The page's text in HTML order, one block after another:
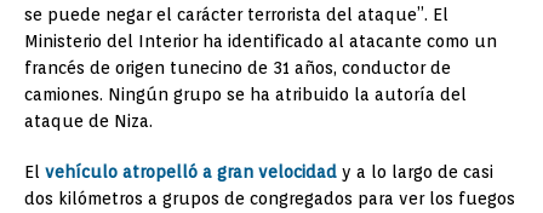
se puede negar el carácter terrorista del ataque”. El
Ministerio del Interior ha identificado al atacante como un
francés de origen tunecino de 31 años, conductor de
camiones. Ningún grupo se ha atribuido la autoría del
ataque de Niza.
El vehículo atropelló a gran velocidad y a lo largo de casi
dos kilómetros a grupos de congregados para ver los fuegos